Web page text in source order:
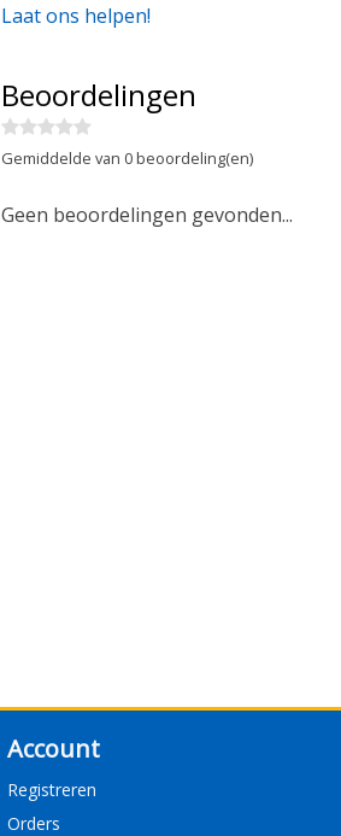
Laat ons helpen!
Beoordelingen
Gemiddelde van 0 beoordeling(en)
Geen beoordelingen gevonden...
Account
Registreren
Orders